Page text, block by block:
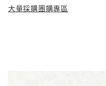
大量採購團購專區